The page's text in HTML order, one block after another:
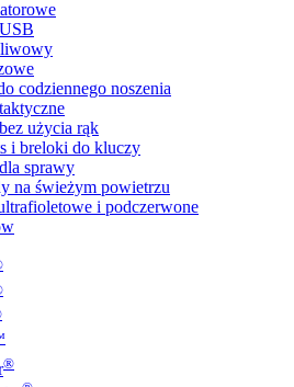
codziennego noszenia
użycia rąk
i breloki do kluczy
sprawy
na świeżym powietrzu
i podczerwone
®